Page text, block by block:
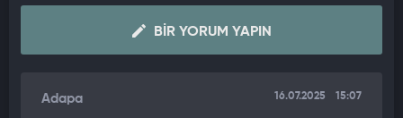
BIR YORUM YAPIN
Adapa 16.07.2025 15:07